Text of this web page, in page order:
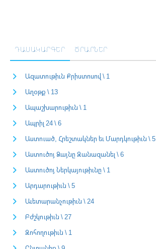
ԴԱՍԱԿԱՐԳԵՐ ԾՐԱՐՆԵՐ
Ազատութիւն Քրիստոսով \ 1
Աղօթք \ 13
Ապաշխարութիւն \ 1
Ապրիլ 24 \ 6
Աստուած, Հրեշտակներ եւ Մարդկութիւն \ 5
Աստուծոյ Ձայնը Զանազանել \ 6
Աստուծոյ Ներկայութիւնը \ 1
Արդարութիւն \ 5
Աւետարանչութիւն \ 24
Բժշկութիւն \ 27
Զոհողութիւն \ 1